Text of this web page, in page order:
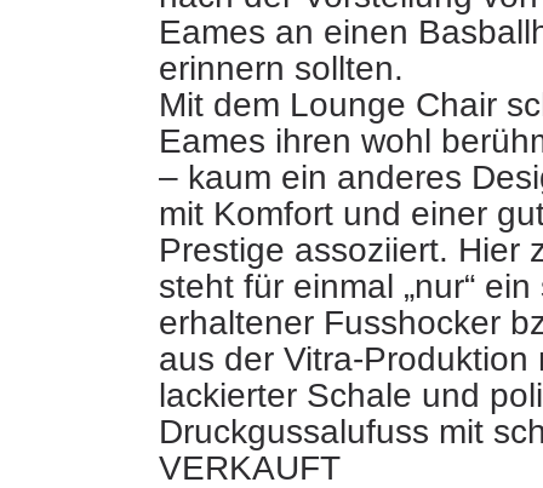
Eames an einen
erinnern sollten.
Mit dem Lounge Chair
Eames ihren wohl
– kaum ein anderes
mit Komfort und einer
Prestige assoziiert. Hier
steht für einmal „nur“
erhaltener Fusshocker
aus der Vitra-Produktion
lackierter Schale und
Druckgussalufuss mit
VERKAUFT